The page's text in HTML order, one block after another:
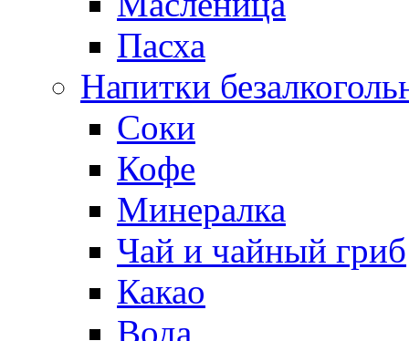
Пасха
Напитки
Соки
Кофе
Минералка
Чай и чайный гриб
Какао
Вода